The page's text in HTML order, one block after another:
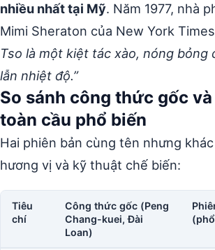
nhiều nhất tại Mỹ. Năm 1977, nhà
Mimi Sheraton của New York
Tso là một kiệt tác xào, nóng bỏng
lẫn nhiệt độ.”
So sánh công thức gốc
toàn cầu phổ biến
Hai phiên bản cùng tên nhưng
hương vị và kỹ thuật chế biến:
Tiêu
chí
Công thức gốc (Peng
Chang-kuei, Đài
Loan)